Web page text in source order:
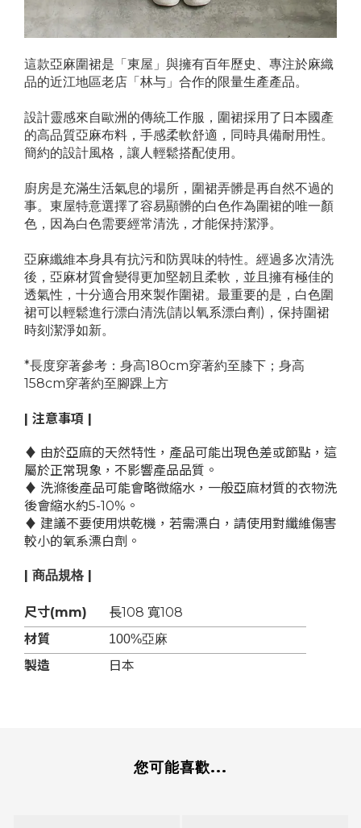
這款亞麻圍裙是「東屋」與擁有百年歷史、專注於麻織
品的近江地區老店「林与」合作的限量生產產品。
設計靈感來自歐洲的傳統工作服，圍裙採用了日本國產
的高品質亞麻布料，手感柔軟舒適，同時具備耐用性。
簡約的設計風格，讓人輕鬆搭配使用。
廚房是充滿生活氣息的場所，圍裙弄髒是再自然不過的
事。東屋特意選擇了容易顯髒的白色作為圍裙的唯一顏
色，因為白色需要經常清洗，才能保持潔淨。
亞麻纖維本身具有抗污和防異味的特性。經過多次清洗
後，亞麻材質會變得更加堅韌且柔軟，並且擁有極佳的
透氣性，十分適合用來製作圍裙。最重要的是，白色圍
裙可以輕鬆進行漂白清洗(請以氧系漂白劑)，保持圍裙
時刻潔淨如新。
*長度穿著參考：身高180cm穿著約至膝下；身高
158cm穿著約至腳踝上方
| 注意事項 |
♦ 由於亞麻的天然特性，產品可能出現色差或節點，這
屬於正常現象，不影響產品品質。
♦ 洗滌後產品可能會略微縮水，一般亞麻材質的衣物洗
後會縮水約5-10%。
♦ 建議不要使用烘乾機，若需漂白，請使用對纖維傷害
較小的氧系漂白劑。
| 商品規格 |
尺寸(mm)
長108 寬108
材質
100%亞麻
製造 日本
您可能喜歡...